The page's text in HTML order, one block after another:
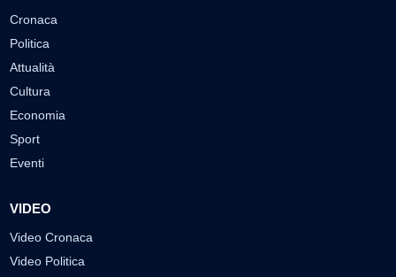
Cronaca
Politica
Attualità
Cultura
Economia
Sport
Eventi
VIDEO
Video Cronaca
Video Politica